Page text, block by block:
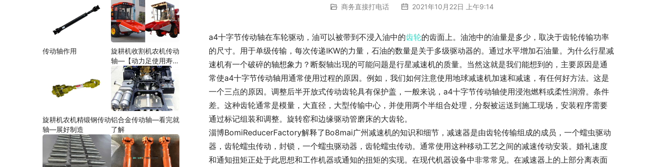
商务直接打电话 2021年10月22日 上午9:14
a4十字节传动轴在车轮驱动，油可以被带到不浸入油中的齿轮的齿面上。油池中的油量是多少，取决于齿轮传输功率
的尺寸。用于单级传输，每次传递IKW的力量，石油的数量是关于多级驱动器的。通过水平增加石油量。为什么行星减
速机有一个破碎的轴想象力？断裂轴出现的可能问题是行星减速机的质量。当然这就是我们能想到的，主要原因是通
常使a4十字节传动轴用通常使用过程的原因。例如，我们如何注意使用地球减速机加速和减速，有任何好方法。这是
一个三点的原因。调整后半开放式传动齿轮具有保护盖，一般来说，a4十字节传动轴使用浸泡燃料或柔性润滑。条件
差。这种齿轮通常是模量，大直径，大型传输中心，并使用两个半组合处理，分裂被运送到施工现场，安装程序需要
通过标记组装和调整。旋转窑和边缘驱动管磨床的大齿轮。
淄博BomiReducerFactory解释了Bo8mai广州减速机的知识和细节，减速器是由齿轮传输组成的成员，一个蠕虫驱动
器，齿轮蠕虫传动，封锁，一个蠕虫驱动器，齿轮蠕虫传动。通常使用这种移动工艺之间的减速传动安装。婚礼速度
和通知扭矩正处于此思想和工作机器或通知的扭矩的实现。在现代机器设备中非常常见。在减速器上的上部分离表面
传动轴作用
旋耕机收割机农机传动
轴—【动力足使用寿命
久】
旋耕机农机精锻钢传动
轴—展好制造
铝合金传动轴—看完就
了解